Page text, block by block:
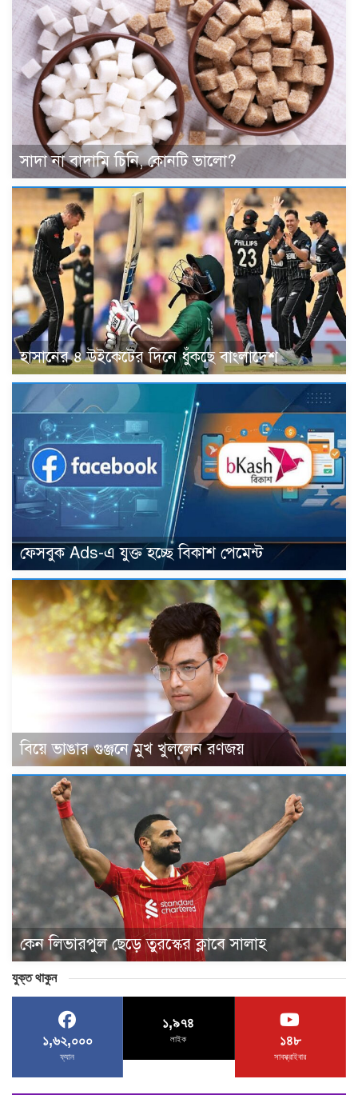
সাদা না বাদামি চিনি, কোনটি ভালো?
হাসানের ৪ উইকেটের দিনে ধুঁকছে বাংলাদেশ
ফেসবুক Ads-এ যুক্ত হচ্ছে বিকাশ পেমেন্ট
বিয়ে ভাঙার গুঞ্জনে মুখ খুললেন রণজয়
কেন লিভারপুল ছেড়ে তুরস্কের ক্লাবে সালাহ
যুক্ত থাকুন
১,৬২,০০০
ফ্যান
১,৯৭৪
লাইক ১৪৮
সাবস্ক্রাইবার